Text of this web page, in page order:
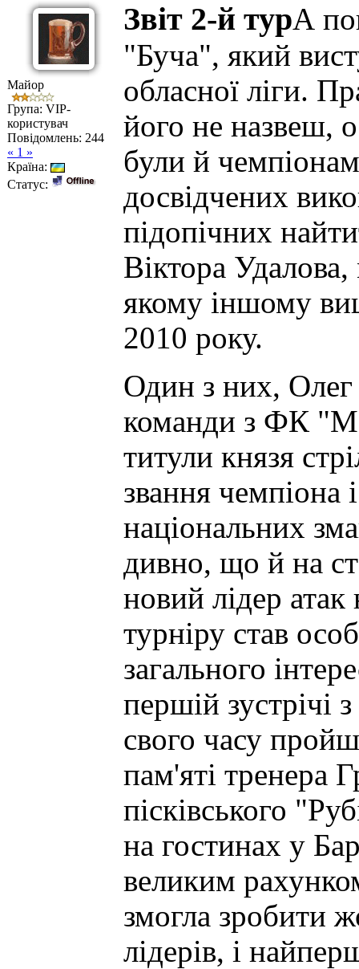
Майор
Група: VIP-
користувач
Повідомлень: 244
« 1 »
Країна:
Статус:
Звіт 2-й турА
"Буча", який
обласної ліги.
його не назвеш,
були й
досвідчених
підопічних
Віктора
якому іншому
2010 року.
Один з них,
команди з ФК
титули князя
звання чемпіона
національних
дивно, що й на
новий лідер
турніру став
загального
першій зустрічі
свого часу
пам'яті тренера
пісківського
на гостинах у
великим
змогла зробити
лідерів, і